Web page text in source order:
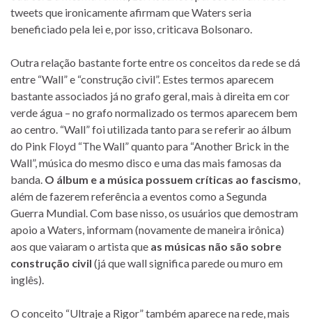
tweets que ironicamente afirmam que Waters seria
beneficiado pela lei e, por isso, criticava Bolsonaro.
Outra relação bastante forte entre os conceitos da rede se dá
entre “Wall” e “construção civil”. Estes termos aparecem
bastante associados já no grafo geral, mais à direita em cor
verde água – no grafo normalizado os termos aparecem bem
ao centro. “Wall” foi utilizada tanto para se referir ao álbum
do Pink Floyd “The Wall” quanto para “Another Brick in the
Wall”, música do mesmo disco e uma das mais famosas da
banda. O álbum e a música possuem críticas ao fascismo
além de fazerem referência a eventos como a Segunda
Guerra Mundial. Com base nisso, os usuários que demostram
apoio a Waters, informam (novamente de maneira irônica)
aos que vaiaram o artista que as músicas não são sobre
construção civil (já que wall significa parede ou muro em
inglês).
O conceito “Ultraje a Rigor” também aparece na rede, mais